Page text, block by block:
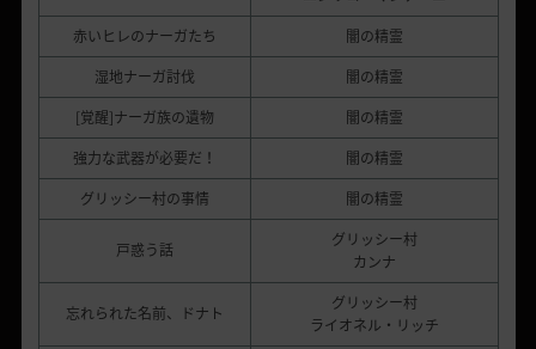
赤いヒレのナーガたち
闇の精霊
湿地ナーガ討伐
闇の精霊
[覚醒]ナーガ族の遺物
闇の精霊
強力な武器が必要だ！
闇の精霊
グリッシー村の事情
闇の精霊
戸惑う話
グリッシー村
カンナ
忘れられた名前、ドナト
グリッシー村
ライオネル・リッチ